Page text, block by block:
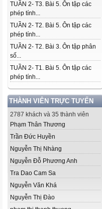
TUẦN 2- T3. Bài 5. Ôn tập các
phép tính...
TUẦN 2- T2. Bài 5. Ôn tập các
phép tính...
TUẦN 2- T2. Bài 3. Ôn tập phân
số...
TUẦN 2- T1. Bài 5. Ôn tập các
phép tính...
THÀNH VIÊN TRỰC TUYẾN
2787 khách và 35 thành viên
Phạm Thân Thương
Trần Đức Huyền
Nguyễn Thị Nhàng
Nguyễn Đỗ Phương Anh
Tra Dao Cam Sa
Nguyễn Văn Khá
Nguyễn Thị Đào